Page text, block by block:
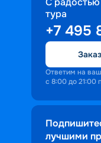
тура
+7 495
Ответим на
с 8:00 до 21:00
лучшими